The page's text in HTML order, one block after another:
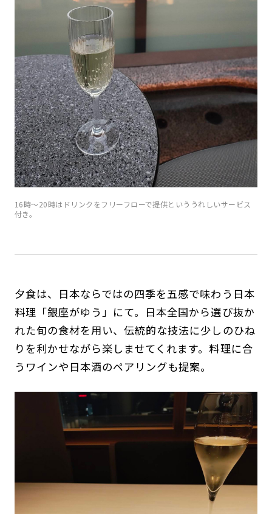
16時〜20時はドリンクをフリーフローで提供といううれしいサービス
付き。
夕食は、日本ならではの四季を五感で味わう日本
料理「銀座がゆう」にて。日本全国から選び抜か
れた旬の食材を用い、伝統的な技法に少しのひね
りを利かせながら楽しませてくれます。料理に合
うワインや日本酒のペアリングも提案。